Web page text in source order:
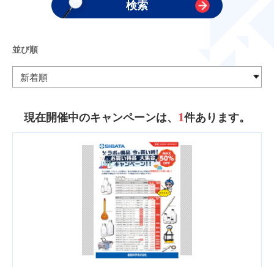
並び順
現在開催中のキャンペーンは、 1件あります。